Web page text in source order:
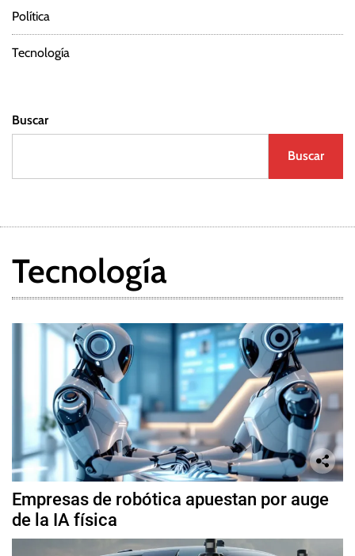
Política
Tecnología
Buscar
Buscar
Tecnología
Empresas de robótica apuestan por auge
de la IA física